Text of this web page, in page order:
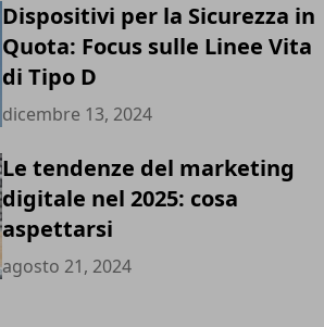
Dispositivi per la Sicurezza in
Quota: Focus sulle Linee Vita
di Tipo D
dicembre 13, 2024
Le tendenze del marketing
digitale nel 2025: cosa
aspettarsi
agosto 21, 2024